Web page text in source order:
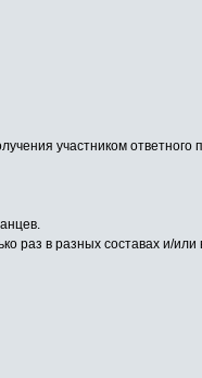
участником ответного
раз в разных составах и/